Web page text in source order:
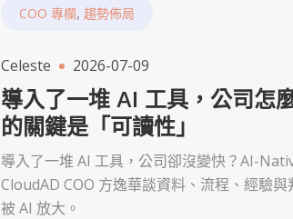
COO 專欄,趨勢佈局
Celeste 2026-07-09
導入了一堆 AI 工具，公司怎
的關鍵是「可讀性」
導入了一堆 AI 工具，公司卻沒變快？AI-
CloudAD COO 方逸華談資料、流程、經驗
被 AI 放大。